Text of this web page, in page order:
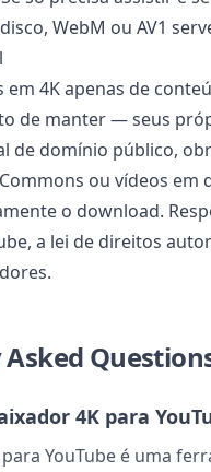
WebM ou AV1
em 4K apenas de
de manter — seus
de domínio público,
ou vídeos em
o download.
a lei de direitos
4K para
YouTube é uma